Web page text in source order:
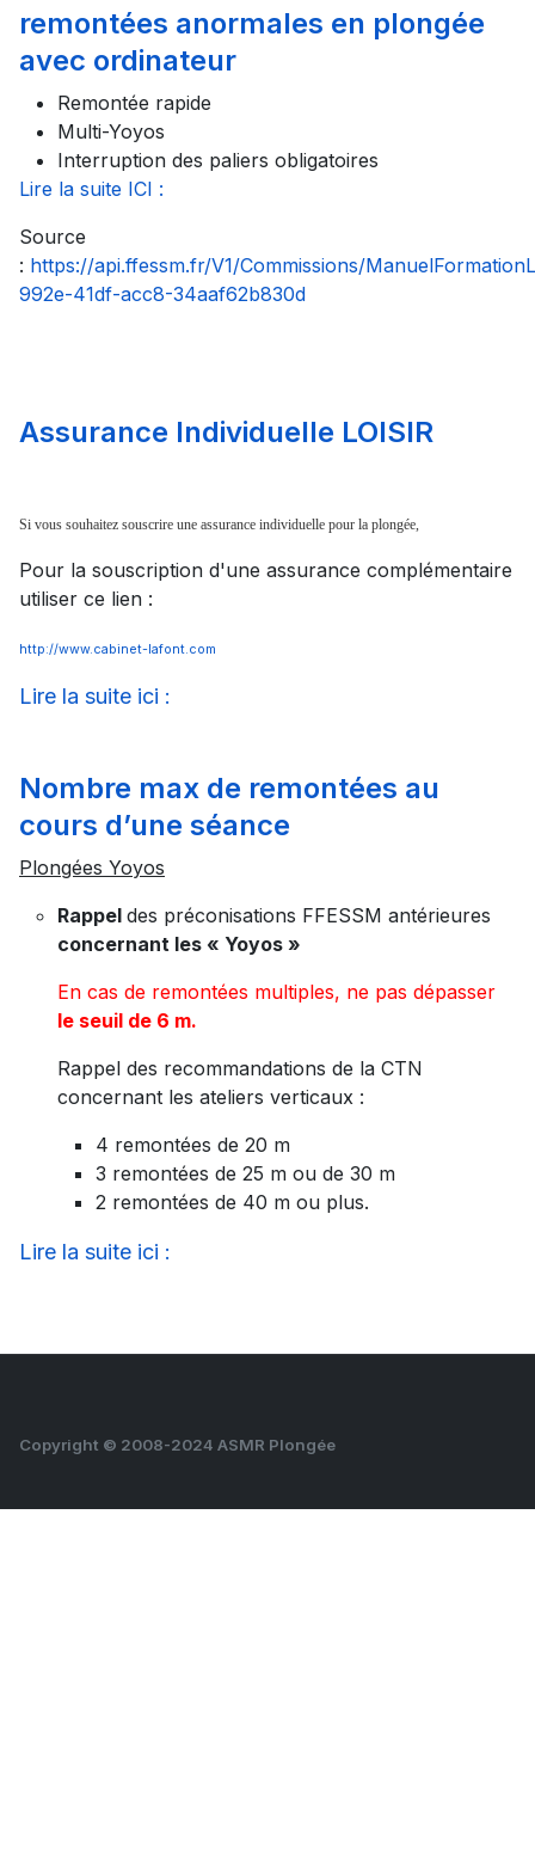
remontées anormales en plongée
avec ordinateur
Remontée rapide
Multi-Yoyos
Interruption des paliers obligatoires
Lire la suite ICI :
Source
: https://api.ffessm.fr/V1/Commissions/
992e-41df-acc8-34aaf62b830d
Assurance Individuelle LOISIR
Si vous souhaitez souscrire une assurance individuelle pour la plongée,
Pour la souscription d'une assurance complémentaire
utiliser ce lien :
http://www.cabinet-lafont.com
Lire la suite ici :
Nombre max de remontées au
cours d’une séance
Plongées Yoyos
Rappel des préconisations FFESSM antérieures
concernant les « Yoyos »
En cas de remontées multiples, ne pas dépasser
le seuil de 6 m.
Rappel des recommandations de la CTN
concernant les ateliers verticaux :
4 remontées de 20 m
3 remontées de 25 m ou de 30 m
2 remontées de 40 m ou plus.
Lire la suite ici :
Copyright © 2008-2024 ASMR Plongée